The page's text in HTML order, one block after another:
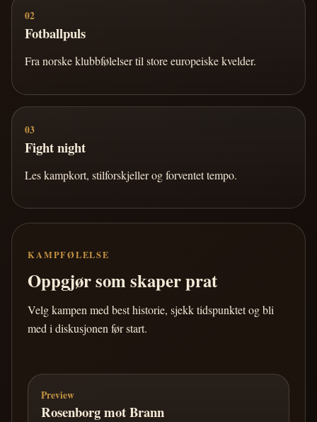
02
Fotballpuls
Fra norske klubbfølelser til store europeiske kvelder.
03
Fight night
Les kampkort, stilforskjeller og forventet tempo.
KAMPFØLELSE
Oppgjør som skaper prat
Velg kampen med best historie, sjekk tidspunktet og bli
med i diskusjonen før start.
Preview
Rosenborg mot Brann